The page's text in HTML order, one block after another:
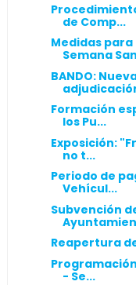
de Comp...
Medidas para
Semana
BANDO:
Formación
los Pu...
Exposición:
no t...
Periodo de
Vehícul...
Subvención
Reapertura
- Se...